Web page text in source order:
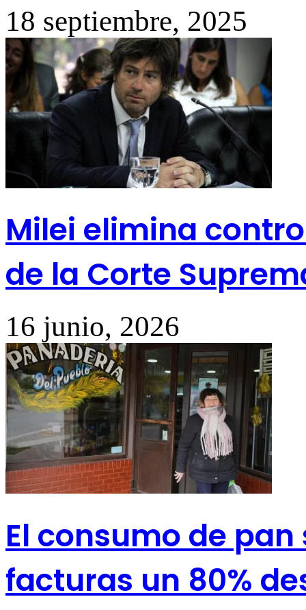
18 septiembre, 2025
Milei elimina
de la Corte
16 junio, 2026
El consumo de
facturas un 80%